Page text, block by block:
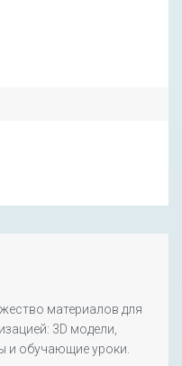
материалов для
3D модели,
и обучающие уроки.